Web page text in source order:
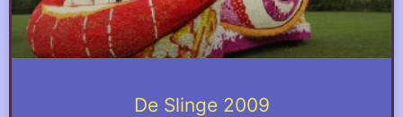
De Slinge 2009